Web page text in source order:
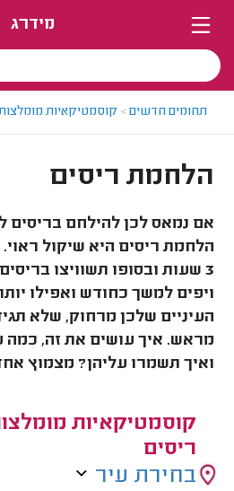
מידרג
תחומים חדשים> קוסמטיקאיות
הלחמת ריסים
אם נמאס לכן להילחם בריסים
3 שעות ובסופו תשוויצו
ויפים למשך כחודש ואפילו
העיניים שלכן מרחוק, שלא
מראש. איך עושים את זה, כמה
ואיך תשמרו עליהן? מצמוץ
קוסמטיקאיות
ריסים
בחירת עיר